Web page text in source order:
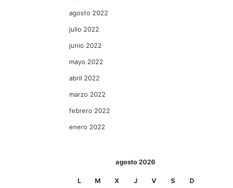
agosto 2022
julio 2022
junio 2022
mayo 2022
abril 2022
marzo 2022
febrero 2022
enero 2022
agosto 2026
L M X J V S D